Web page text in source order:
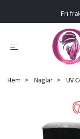
Fri
Hem Naglar UV